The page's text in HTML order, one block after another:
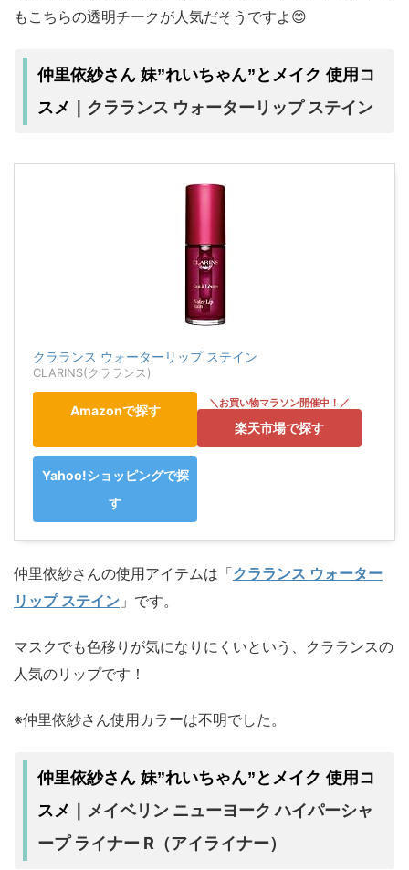
もこちらの透明チークが人気だそうですよ😊
仲里依紗さん 妹”れいちゃん”とメイク 使用コ
スメ｜ クラランス ウォーターリップ ステイン
クラランス ウォーターリップ ステイン
CLARINS(クラランス)
Amazonで探す
楽天市場で探す
Yahoo!ショッピングで探
す
仲里依紗さんの使用アイテムは「クラランス ウォーター
リップ ステイン 」です。
マスクでも色移りが気になりにくいという、クラランスの
人気のリップです！
※仲里依紗さん使用カラーは不明でした。
仲里依紗さん 妹”れいちゃん”とメイク 使用コ
スメ｜
メイベリン ニューヨーク ハイパーシャ
ープ ライナー R（アイライナー）